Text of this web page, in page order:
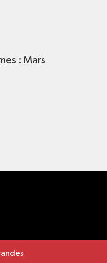
: Mars